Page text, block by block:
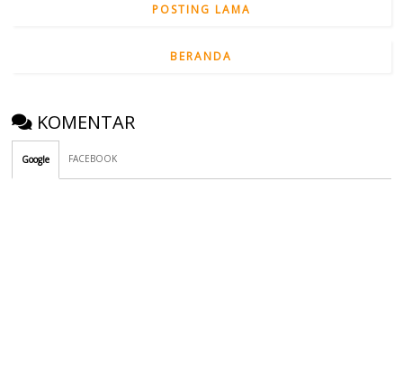
POSTING LAMA
BERANDA
KOMENTAR
Google FACEBOOK